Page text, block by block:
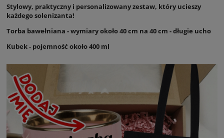
Stylowy, praktyczny i personalizowany zestaw, który ucieszy
każdego solenizanta!
Torba bawełniana - wymiary około 40 cm na 40 cm - długie ucho
Kubek - pojemność około 400 ml